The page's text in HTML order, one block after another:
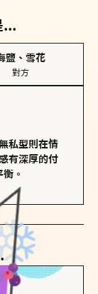
...
鹽、雪花
對方
私型則在情
有深厚的付
。